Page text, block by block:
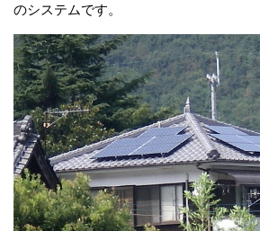
のシステムです。